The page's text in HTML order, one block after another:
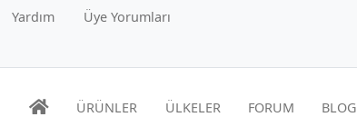
Yardım
Üye Yorumları
ÜRÜNLER ÜLKELER FORUM BLOG